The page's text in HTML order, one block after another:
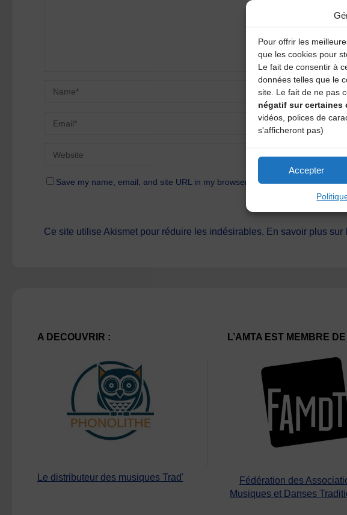
Pour offrir les
que les cookies pour
Le fait de consentir à
données telles que le
site. Le fait de ne pas
négatif sur certaines
vidéos, polices de
s'afficheront pas)
Accepter
Save my name, email, and site URL in my browser for next time I post a
Ce site utilise Akismet pour réduire les indésirables. En savoir plus
A DECOUVRIR :
Le distributeur des musiques Trad'
L’AMTA EST MEMBRE
Fédération des
Musiques et Danses